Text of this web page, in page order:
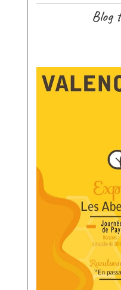
Blog